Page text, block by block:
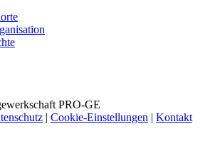
PRO-GE
| Cookie-Einstellungen | Kontakt